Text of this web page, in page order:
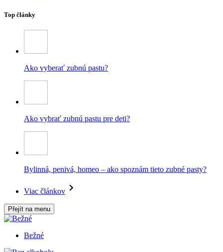
Top články
Ako vyberať zubnú pastu?
Ako vybrať zubnú pastu pre deti?
Bylinná, penivá, homeo – ako spoznám tieto zubné pasty?
Viac článkov
Přejít na menu
Bežné